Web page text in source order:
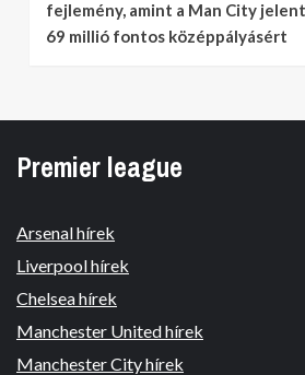
fejlemény, amint a Man City
69 millió fontos középpályásért
Premier league
Arsenal hírek
Liverpool hírek
Chelsea hírek
Manchester United hírek
Manchester City hírek